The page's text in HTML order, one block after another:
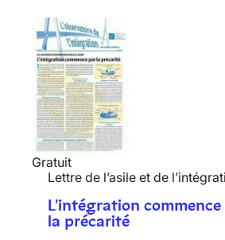
Gratuit
Lettre de l’asile et de
L'intégration
la précarité